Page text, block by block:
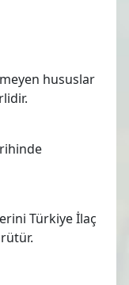
hususlar
Türkiye İlaç